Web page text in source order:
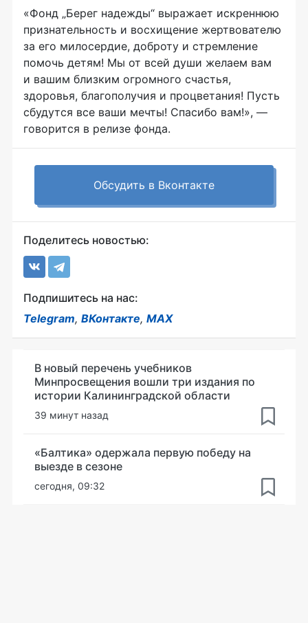
«Фонд „Берег надежды“ выражает искреннюю
признательность и восхищение жертвователю
за его милосердие, доброту и стремление
помочь детям! Мы от всей души желаем вам
и вашим близким огромного счастья,
здоровья, благополучия и процветания! Пусть
сбудутся все ваши мечты! Спасибо вам!», —
говорится в релизе фонда.
Обсудить в Вконтакте
Поделитесь новостью:
Подпишитесь на нас:
Telegram, ВКонтакте, MAX
В новый перечень учебников
Минпросвещения вошли три издания по
истории Калининградской области
39 минут назад
«Балтика» одержала первую победу на
выезде в сезоне
сегодня, 09:32